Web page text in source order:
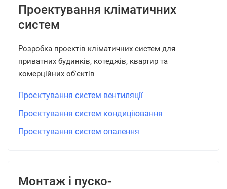
Проектування кліматичних
систем
Розробка проектів кліматичних систем для
приватних будинків, котеджів, квартир та
комерційних об'єктів
Проєктування систем вентиляції
Проєктування систем кондиціювання
Проєктування систем опалення
Монтаж і пуско-